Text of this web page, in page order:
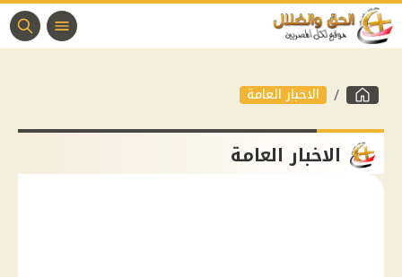
الاخبار العامة
الاخبار العامة